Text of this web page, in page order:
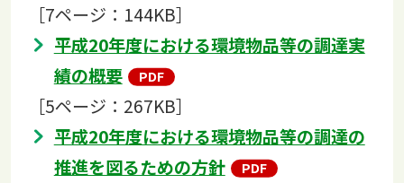
［7ページ：144KB］
平成20年度における環境物品等の調達実
績の概要
［5ページ：267KB］
平成20年度における環境物品等の調達の
推進を図るための方針